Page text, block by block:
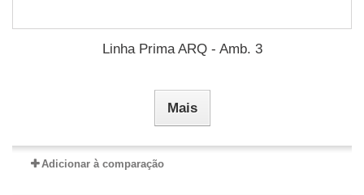
Linha Prima ARQ - Amb. 3
Mais
Adicionar à comparação